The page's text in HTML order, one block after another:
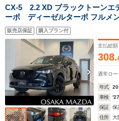
ライト/オートハイビ
ーム/バックカメラ/オ
ートエアコン/プッシ
ュスタート/フォグラ
オート
ートヒ
衝突
CX-5 2.2 XD ブラックトーンエ
ーボ ディーゼルターボ フルメ
ETC2.0 360ビューモニター ナビ
販売店保証 購入プラン付
支払総額
308.
通常ロー
年式
車検
保証
保
住所
大